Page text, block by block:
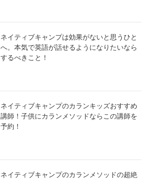
ネイティブキャンプは効果がないと思うひと
へ。本気で英語が話せるようになりたいなら
するべきこと！
ネイティブキャンプのカランキッズおすすめ
講師！子供にカランメソッドならこの講師を
予約！
ネイティブキャンプのカランメソッドの超絶